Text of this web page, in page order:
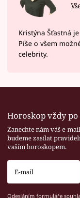
Kristýna Šťastná
Píše o všem
celebrity.
Horoskop vždy
Zanechte nám váš e-
budeme zasílat
vaším horoskopem.
Odesláním formuláře